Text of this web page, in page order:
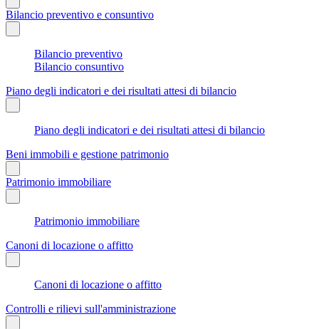
Bilancio preventivo e consuntivo
Bilancio preventivo
Bilancio consuntivo
Piano degli indicatori e dei risultati attesi di bilancio
Piano degli indicatori e dei risultati attesi di bilancio
Beni immobili e gestione patrimonio
Patrimonio immobiliare
Patrimonio immobiliare
Canoni di locazione o affitto
Canoni di locazione o affitto
Controlli e rilievi sull'amministrazione